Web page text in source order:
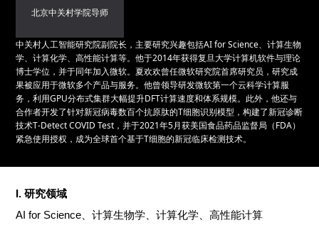
北京中关村学院导师
中关村人工智能研究院副院长，主要研究兴趣包括AI for Science、计算生物
学、计算化学、高性能计算等。他于2014年获得复旦大学计算机软件与理论
博士学位，并于同年加入微软。夏欢欢曾任微软研究院首席研究员，研究成
果被应用于微软多个产品与服务。他曾领导研发微软第一个云科学计算服
务，利用GPU分布式集群大幅提升DFT计算速度和体系规模。此外，他还与
合作者开发了针对新冠病毒数百个抗原肽的T细胞识别模型，构建了新冠诊断
技术T-Detect COVID Test，并于2021年5月获美国食品药品监督局（FDA）
紧急使用授权，成为全球首个基于T细胞的新冠临床检测技术。
I. 研究领域
AI for Science、计算生物学、计算化学、高性能计算